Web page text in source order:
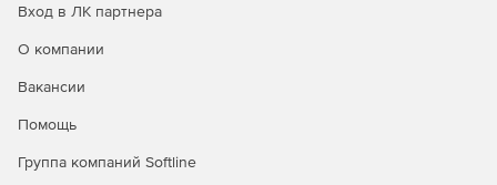
Вход в ЛК партнера
О компании
Вакансии
Помощь
Группа компаний Softline